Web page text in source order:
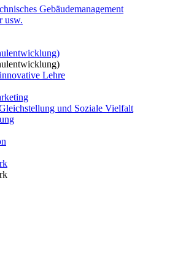
Gebäudemanagement
usw.
Lehre
und Soziale Vielfalt